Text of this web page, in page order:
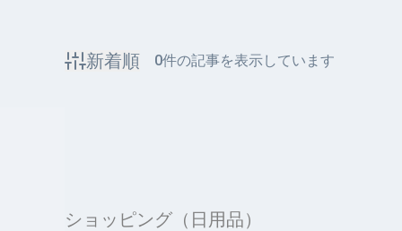
新着順 0件の記事を表示しています
ショッピング（日用品）